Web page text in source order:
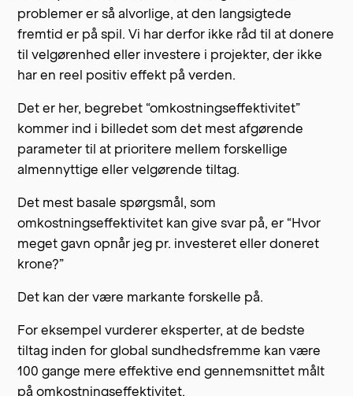
problemer er så alvorlige, at den langsigtede
fremtid er på spil. Vi har derfor ikke råd til at donere
til velgørenhed eller investere i projekter, der ikke
har en reel positiv effekt på verden.
Det er her, begrebet “omkostningseffektivitet”
kommer ind i billedet som det mest afgørende
parameter til at prioritere mellem forskellige
almennyttige eller velgørende tiltag.
Det mest basale spørgsmål, som
omkostningseffektivitet kan give svar på, er “Hvor
meget gavn opnår jeg pr. investeret eller doneret
krone?”
Det kan der være markante forskelle på.
For eksempel vurderer eksperter, at de bedste
tiltag inden for global sundhedsfremme kan være
100 gange mere effektive end gennemsnittet målt
på omkostningseffektivitet.